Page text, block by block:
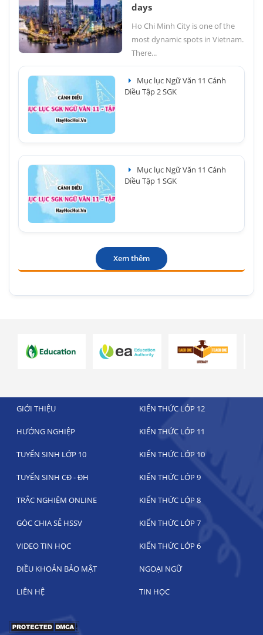
days
Ho Chi Minh City is one of the
most dynamic spots in Vietnam.
There...
Mục lục Ngữ Văn 11 Cánh
Diều Tập 2 SGK
Mục lục Ngữ Văn 11 Cánh
Diều Tập 1 SGK
Xem thêm
GIỚI THIỆU KIẾN THỨC LỚP 12
HƯỚNG NGHIỆP KIẾN THỨC LỚP 11
TUYỂN SINH LỚP 10 KIẾN THỨC LỚP 10
TUYỂN SINH CĐ - ĐH KIẾN THỨC LỚP 9
TRẮC NGHIỆM ONLINE KIẾN THỨC LỚP 8
GÓC CHIA SẺ HSSV KIẾN THỨC LỚP 7
VIDEO TIN HỌC KIẾN THỨC LỚP 6
ĐIỀU KHOẢN BẢO MẬT NGOẠI NGỮ
LIÊN HỆ TIN HỌC